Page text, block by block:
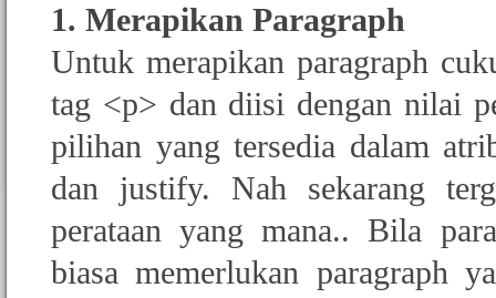
1. Merapikan Paragraph
Untuk merapikan paragraph
tag <p> dan diisi dengan nilai
pilihan yang tersedia dalam
dan justify. Nah sekarang
perataan yang mana.. Bila
biasa memerlukan paragraph